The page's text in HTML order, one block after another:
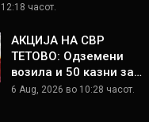
часот.
АКЦИЈА НА СВР
ТЕТОВО: Одземени
возила и 50 казни за…
6 Aug, 2026 во 10:28 часот.